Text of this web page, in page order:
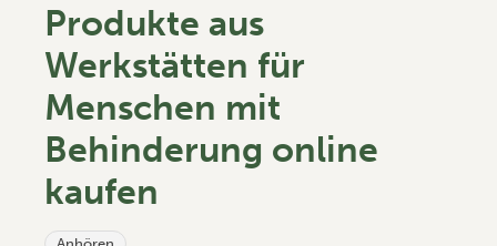
Produkte aus
Werkstätten für
Menschen mit
Behinderung online
kaufen